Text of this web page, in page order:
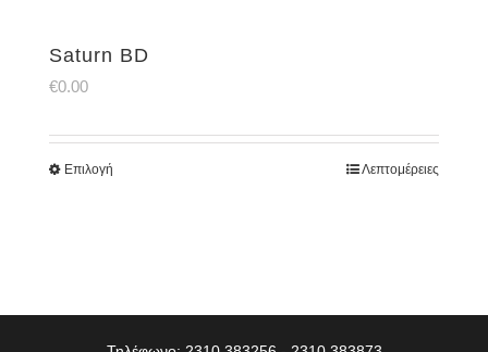
Saturn BD
€0.00
Επιλογή Λεπτομέρειες